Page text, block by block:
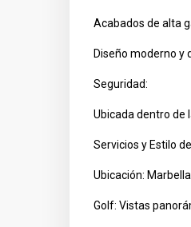
Acabados de alta
Diseño moderno y
Seguridad:
Ubicada dentro de
Servicios y Estilo
Ubicación:
Golf: Vistas